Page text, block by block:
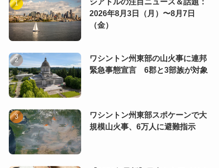
シアトルの注目ニュース＆話題：
2026年8月3日（月）〜8月7日
（金）
ワシントン州東部の山火事に連邦
緊急事態宣言 6郡と3部族が対象
ワシントン州東部スポケーンで大
規模山火事、6万人に避難指示